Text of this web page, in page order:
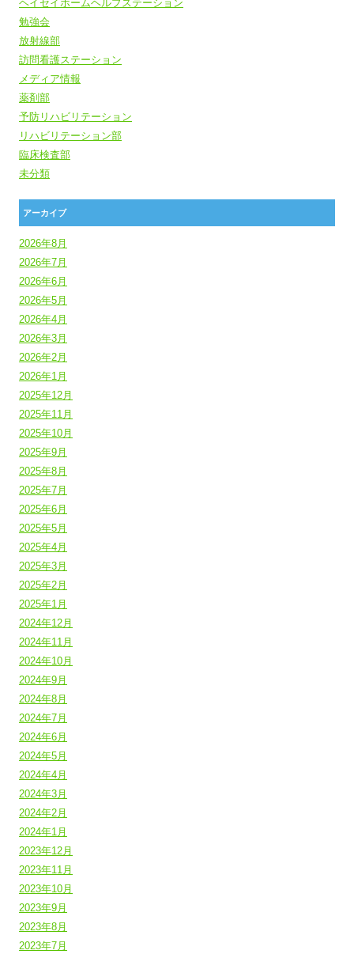
ヘイセイホームヘルプステーション
勉強会
放射線部
訪問看護ステーション
メディア情報
薬剤部
予防リハビリテーション
リハビリテーション部
臨床検査部
未分類
アーカイブ
2026年8月
2026年7月
2026年6月
2026年5月
2026年4月
2026年3月
2026年2月
2026年1月
2025年12月
2025年11月
2025年10月
2025年9月
2025年8月
2025年7月
2025年6月
2025年5月
2025年4月
2025年3月
2025年2月
2025年1月
2024年12月
2024年11月
2024年10月
2024年9月
2024年8月
2024年7月
2024年6月
2024年5月
2024年4月
2024年3月
2024年2月
2024年1月
2023年12月
2023年11月
2023年10月
2023年9月
2023年8月
2023年7月